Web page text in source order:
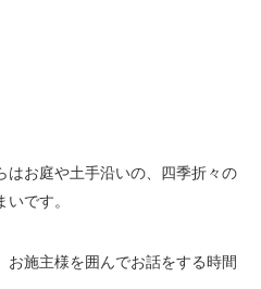
はお庭や土手沿いの、四季折々の
です。
お施主様を囲んでお話をする時間